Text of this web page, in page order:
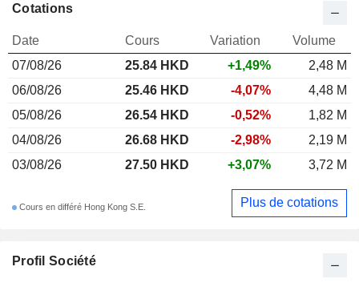
Profil Société
Cotations
Date Cours Variation
Volume
07/08/26
25.84 HKD +1,49%
2,48 M
06/08/26
25.46 HKD -4,07%
4,48 M
05/08/26
26.54 HKD -0,52%
1,82 M
04/08/26
26.68 HKD -2,98%
2,19 M
03/08/26
27.50 HKD +3,07% 3,72 M
Cours en différé Hong Kong S.E. Plus de cotations